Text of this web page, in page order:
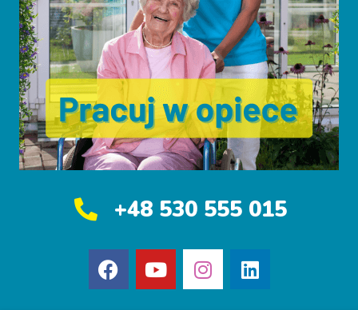
+48 530 555 015